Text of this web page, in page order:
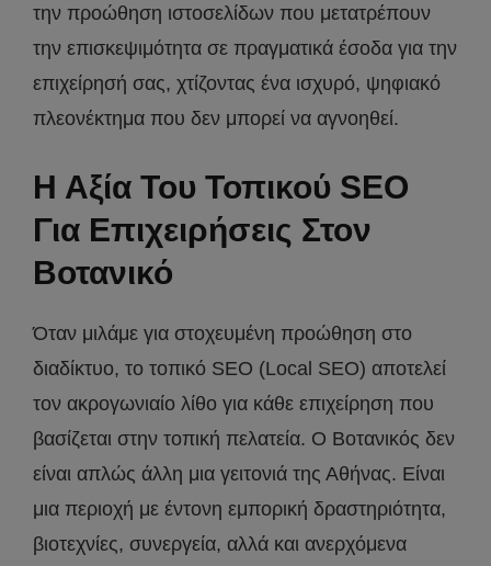
την προώθηση ιστοσελίδων που μετατρέπουν
την επισκεψιμότητα σε πραγματικά έσοδα για την
επιχείρησή σας, χτίζοντας ένα ισχυρό, ψηφιακό
πλεονέκτημα που δεν μπορεί να αγνοηθεί.
Η Αξία Του Τοπικού SEO
Για Επιχειρήσεις Στον
Βοτανικό
Όταν μιλάμε για στοχευμένη προώθηση στο
διαδίκτυο, το τοπικό SEO (Local SEO) αποτελεί
τον ακρογωνιαίο λίθο για κάθε επιχείρηση που
βασίζεται στην τοπική πελατεία. Ο Βοτανικός δεν
είναι απλώς άλλη μια γειτονιά της Αθήνας. Είναι
μια περιοχή με έντονη εμπορική δραστηριότητα,
βιοτεχνίες, συνεργεία, αλλά και ανερχόμενα